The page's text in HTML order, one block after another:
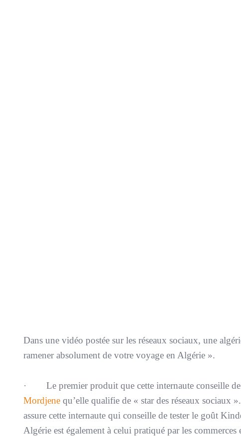
Dans une vidéo postée sur les réseaux sociaux, une
ramener absolument de votre voyage en Algérie ».
· Le premier produit que cette internaute conseille de
Mordjene qu’elle qualifie de « star des réseaux sociaux
assure cette internaute qui conseille de tester le goût
Algérie est également à celui pratiqué par les commerces